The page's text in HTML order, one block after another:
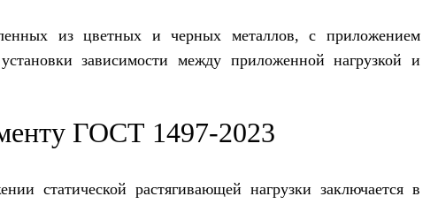
из цветных и черных металлов, с приложением
зависимости между приложенной нагрузкой и
ГОСТ 1497-2023
статической растягивающей нагрузки заключается в